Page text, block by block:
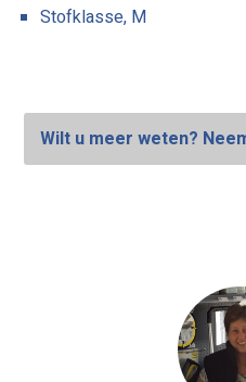
Stofklasse, M
Wilt u meer weten?